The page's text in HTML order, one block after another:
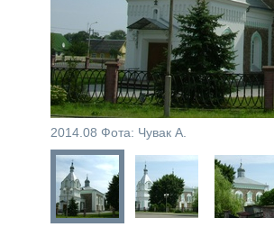
2014.08 Фота: Чувак А.